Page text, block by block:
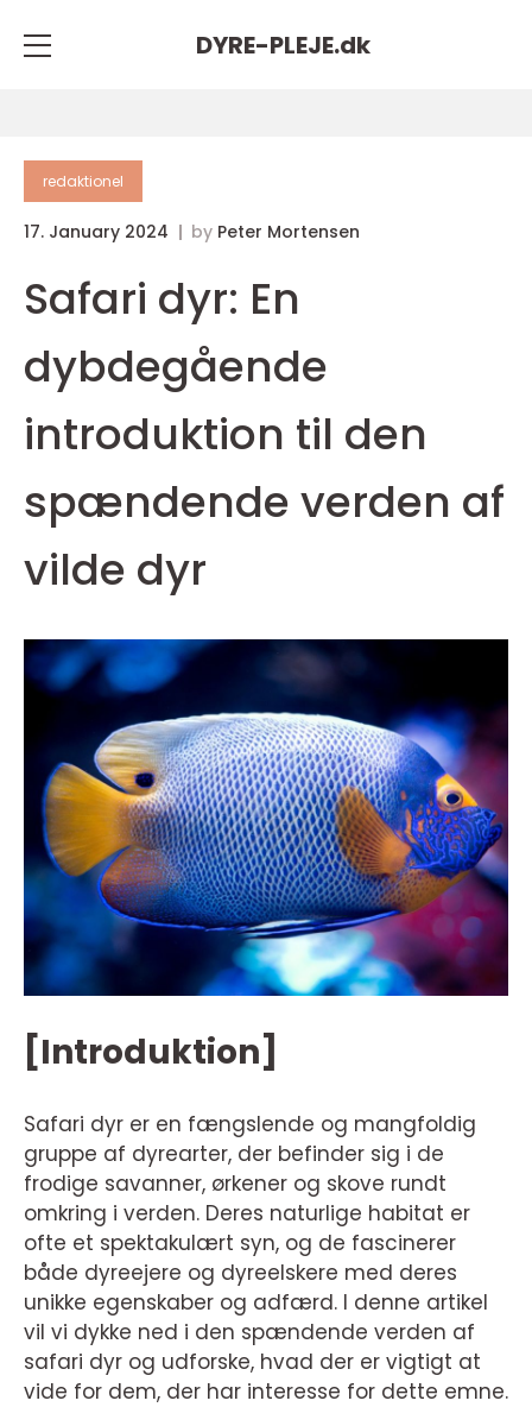
DYRE-PLEJE.dk
redaktionel
17. January 2024 by Peter Mortensen
Safari dyr: En
dybdegående
introduktion til den
spændende verden af
vilde dyr
[Introduktion]
Safari dyr er en fængslende og mangfoldig
gruppe af dyrearter, der befinder sig i de
frodige savanner, ørkener og skove rundt
omkring i verden. Deres naturlige habitat er
ofte et spektakulært syn, og de fascinerer
både dyreejere og dyreelskere med deres
unikke egenskaber og adfærd. I denne artikel
vil vi dykke ned i den spændende verden af
safari dyr og udforske, hvad der er vigtigt at
vide for dem, der har interesse for dette emne.